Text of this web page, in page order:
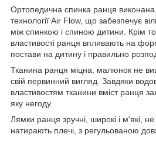
Ортопедична спинка ранця виконана
технології Air Flow, що забезпечує
між спинкою і спиною дитини. Крім
властивості ранця впливають на
постави на дитину і правильно
Тканина ранця міцна, малюнок не
свій первинний вигляд. Завдяки
властивостям тканини вміст ранця
яку негоду.
Лямки ранця зручні, широкі і м'які, не
натирають плечі, з регульованою